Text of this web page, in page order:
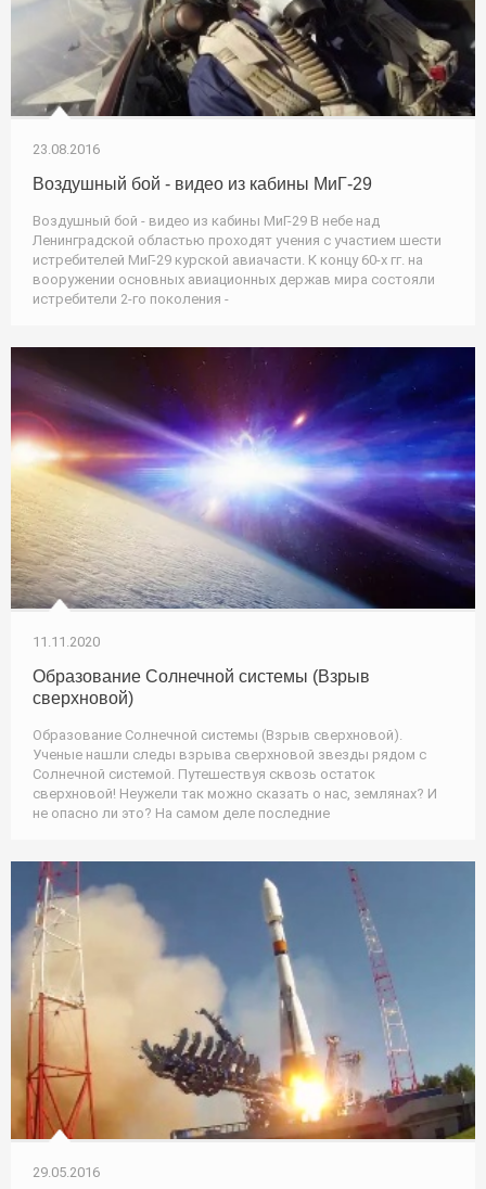
23.08.2016
Воздушный бой - видео из кабины МиГ-29
Воздушный бой - видео из кабины МиГ-29 В небе над
Ленинградской областью проходят учения с участием шести
истребителей МиГ-29 курской авиачасти. К концу 60-х гг. на
вооружении основных авиационных держав мира состояли
истребители 2-го поколения -
11.11.2020
Образование Солнечной системы (Взрыв
сверхновой)
Образование Солнечной системы (Взрыв сверхновой).
Ученые нашли следы взрыва сверхновой звезды рядом с
Солнечной системой. Путешествуя сквозь остаток
сверхновой! Неужели так можно сказать о нас, землянах? И
не опасно ли это? На самом деле последние
29.05.2016